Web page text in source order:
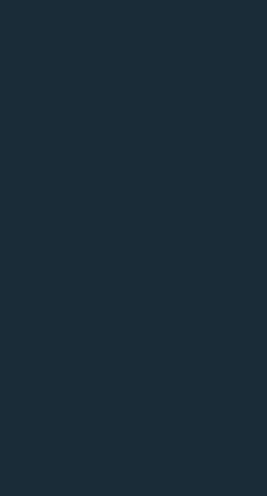
analógových
riadené modely